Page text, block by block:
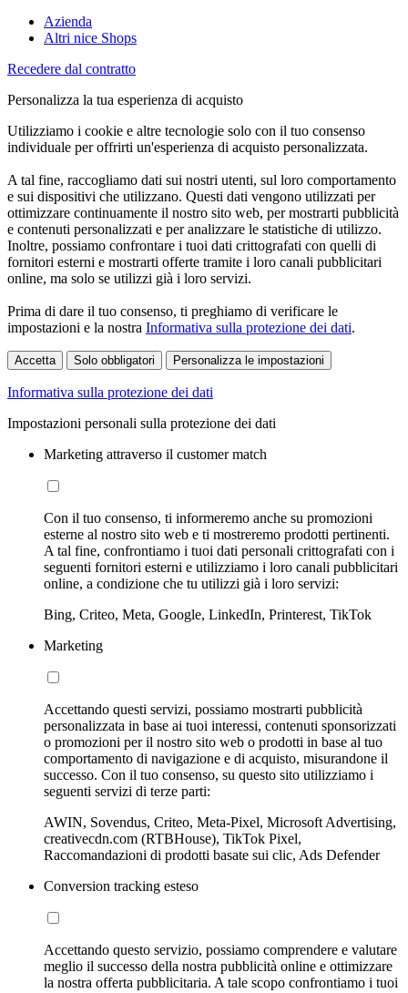
Azienda
Altri nice Shops
Recedere dal contratto
Personalizza la tua esperienza di acquisto
Utilizziamo i cookie e altre tecnologie solo con il tuo consenso
individuale per offrirti un'esperienza di acquisto personalizzata.
A tal fine, raccogliamo dati sui nostri utenti, sul loro comportamento
e sui dispositivi che utilizzano. Questi dati vengono utilizzati per
ottimizzare continuamente il nostro sito web, per mostrarti pubblicità
e contenuti personalizzati e per analizzare le statistiche di utilizzo.
Inoltre, possiamo confrontare i tuoi dati crittografati con quelli di
fornitori esterni e mostrarti offerte tramite i loro canali pubblicitari
online, ma solo se utilizzi già i loro servizi.
Prima di dare il tuo consenso, ti preghiamo di verificare le
impostazioni e la nostra Informativa sulla protezione dei dati.
Accetta Solo obbligatori Personalizza le impostazioni
Informativa sulla protezione dei dati
Impostazioni personali sulla protezione dei dati
Marketing attraverso il customer match
Con il tuo consenso, ti informeremo anche su promozioni
esterne al nostro sito web e ti mostreremo prodotti pertinenti.
A tal fine, confrontiamo i tuoi dati personali crittografati con i
seguenti fornitori esterni e utilizziamo i loro canali pubblicitari
online, a condizione che tu utilizzi già i loro servizi:
Bing, Criteo, Meta, Google, LinkedIn, Printerest, TikTok
Marketing
Accettando questi servizi, possiamo mostrarti pubblicità
personalizzata in base ai tuoi interessi, contenuti sponsorizzati
o promozioni per il nostro sito web o prodotti in base al tuo
comportamento di navigazione e di acquisto, misurandone il
successo. Con il tuo consenso, su questo sito utilizziamo i
seguenti servizi di terze parti:
AWIN, Sovendus, Criteo, Meta-Pixel, Microsoft Advertising,
creativecdn.com (RTBHouse), TikTok Pixel,
Raccomandazioni di prodotti basate sui clic, Ads Defender
Conversion tracking esteso
Accettando questo servizio, possiamo comprendere e valutare
meglio il successo della nostra pubblicità online e ottimizzare
la nostra offerta pubblicitaria. A tale scopo confrontiamo i tuoi